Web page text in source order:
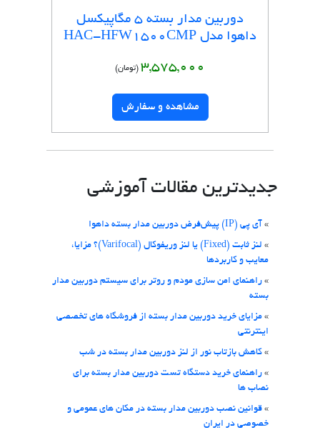
دوربین مدار بسته 5 مگاپیکسل
داهوا مدل HAC-HFW1500CMP
3,575,000 (تومان)
مشاهده و سفارش
جدیدترین مقالات آموزشی
» آی پی (IP) پیش‌فرض دوربین مدار بسته داهوا
»
لنز ثابت (Fixed) یا لنز وریفوکال (Varifocal)؟ مزایا،
معایب و کاربردها
» راهنمای امن سازی مودم و روتر برای سیستم دوربین مدار
بسته
» مزایای خرید دوربین مدار بسته از فروشگاه های تخصصی
اینترنتی
» کاهش بازتاب نور از لنز دوربین مدار بسته در شب
» راهنمای خرید دستگاه تست دوربین مدار بسته برای
نصاب ها
» قوانین نصب دوربین مدار بسته در مکان های عمومی و
خصوصی در ایران